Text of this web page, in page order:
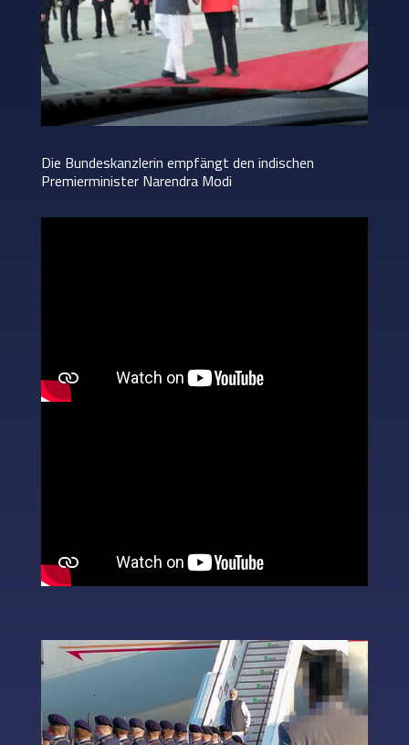
Die Bundeskanzlerin empfängt den indischen
Premierminister Narendra Modi